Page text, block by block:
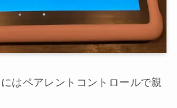
はペアレントコントロールで親